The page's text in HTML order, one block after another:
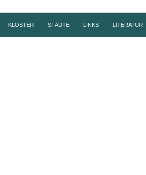
KLÖSTER STÄDTE LINKS LITERATUR